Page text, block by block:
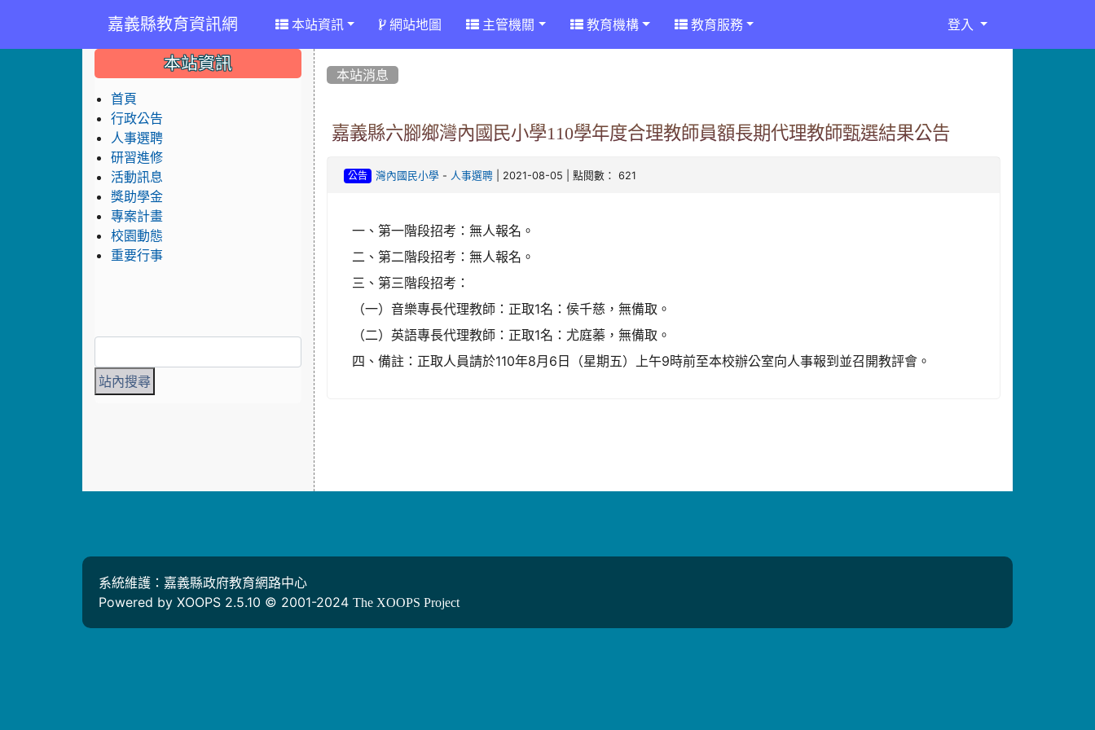
嘉義縣教育資訊網 本站資訊 網站地圖 主管機關 教育機構 教育服務 登入
本站消息
嘉義縣六腳鄉灣內國民小學110學年度合理教師員額長期代理教師甄選結果公告
公告 灣內國民小學 - 人事選聘 | 2021-08-05 | 點閱數： 621
一、第一階段招考：無人報名。
二、第二階段招考：無人報名。
三、第三階段招考：
（一）音樂專長代理教師：正取1名：侯千慈，無備取。
（二）英語專長代理教師：正取1名：尤庭蓁，無備取。
四、備註：正取人員請於110年8月6日（星期五）上午9時前至本校辦公室向人事報到並召開教評會。
::: 本站資訊
首頁
行政公告
人事選聘
研習進修
活動訊息
獎助學金
專案計畫
校園動態
重要行事
系統維護：嘉義縣政府教育網路中心
Powered by XOOPS 2.5.10 © 2001-2024 The XOOPS Project